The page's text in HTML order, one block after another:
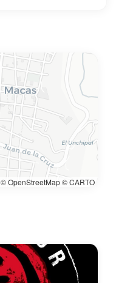
© OpenStreetMap © CARTO